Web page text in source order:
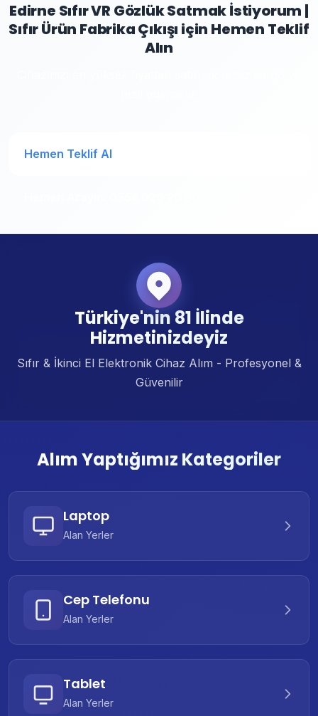
Edirne Sıfır VR Gözlük Satmak İstiyorum |
Sıfır Ürün Fabrika Çıkışı için Hemen Teklif
Alın
Hemen Teklif Al
Türkiye'nin 81 İlinde
Hizmetinizdeyiz
Sıfır & İkinci El Elektronik Cihaz Alım - Profesyonel &
Güvenilir
Alım Yaptığımız Kategoriler
Laptop
Alan Yerler
Cep Telefonu
Alan Yerler
Tablet
Alan Yerler